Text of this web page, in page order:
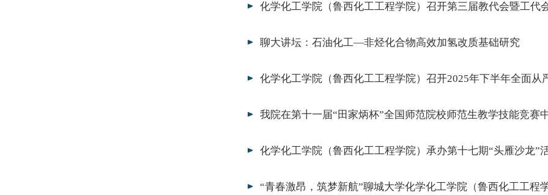
化学化工学院（鲁西化工工程学院）召开第三届教代会暨工代
聊大讲坛：石油化工—非烃化合物高效加氢改质基础研究
化学化工学院（鲁西化工工程学院）召开2025年下半年全面从
我院在第十一届“田家炳杯”全国师范院校师范生教学技能竞赛
化学化工学院（鲁西化工工程学院）承办第十七期“头雁沙龙”
“青春激昂，筑梦新航”聊城大学化学化工学院（鲁西化工工程